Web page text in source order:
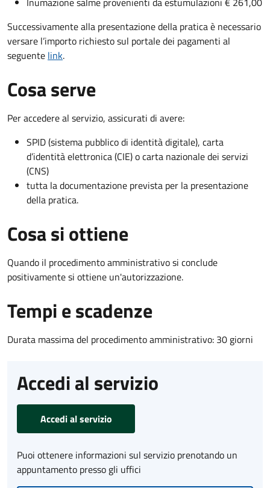
Successivamente alla presentazione della pratica è necessario
versare l’importo richiesto sul portale dei pagamenti al
seguente link.
Cosa serve
Per accedere al servizio, assicurati di avere:
SPID (sistema pubblico di identità digitale), carta
d’identità elettronica (CIE) o carta nazionale dei servizi
(CNS)
tutta la documentazione prevista per la presentazione
della pratica.
Cosa si ottiene
Quando il procedimento amministrativo si conclude
positivamente si ottiene un'autorizzazione.
Tempi e scadenze
Durata massima del procedimento amministrativo: 30 giorni
Accedi al servizio
Accedi al servizio
Puoi ottenere informazioni sul servizio prenotando un
appuntamento presso gli uffici